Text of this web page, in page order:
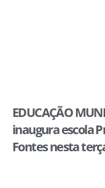
EDUCAÇÃO
inaugura escola
Fontes nesta